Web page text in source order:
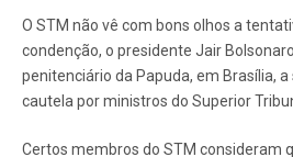
O STM não vê com bons olhos a
condenção, o presidente Jair
penitenciário da Papuda, em Brasília,
cautela por ministros do Superior
Certos membros do STM consideram